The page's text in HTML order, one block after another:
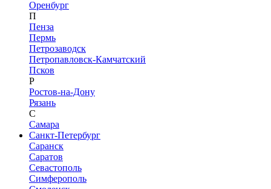
Оренбург
П
Пенза
Пермь
Петрозаводск
Петропавловск-Камчатский
Псков
Р
Ростов-на-Дону
Рязань
С
Самара
Санкт-Петербург
Саранск
Саратов
Севастополь
Симферополь